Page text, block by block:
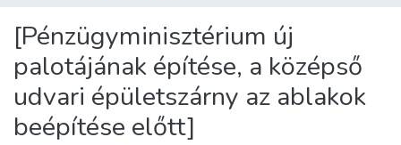
Statistics
About us
[Pénzügyminisztérium új
palotájának építése, a középső
udvari épületszárny az ablakok
beépítése előtt]